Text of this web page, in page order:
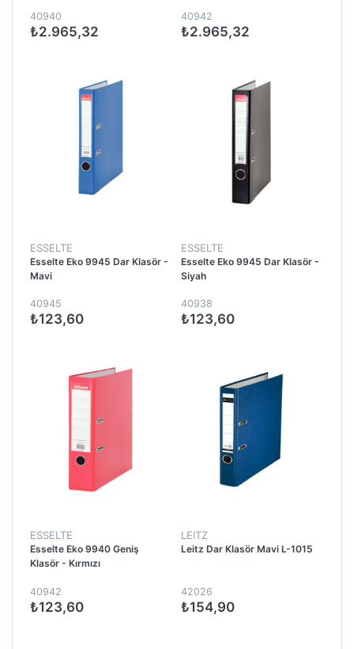
40940
₺2.965,32
40942
₺2.965,32
ESSELTE
Esselte Eko 9945 Dar Klasör -
Mavi
40945
₺123,60
ESSELTE
Esselte Eko 9945 Dar Klasör -
Siyah
40938
₺123,60
ESSELTE
Esselte Eko 9940 Geniş
Klasör - Kırmızı
40942
₺123,60
LEITZ
Leitz Dar Klasör Mavi L-1015
42026
₺154,90